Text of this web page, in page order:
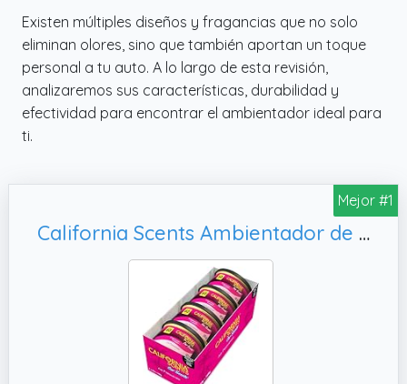
Existen múltiples diseños y fragancias que no solo
eliminan olores, sino que también aportan un toque
personal a tu auto. A lo largo de esta revisión,
analizaremos sus características, durabilidad y
efectividad para encontrar el ambientador ideal para
ti.
Mejor #1
California Scents Ambientador de coche en Lata Premium - 4 Pack (Hasta 60 Días)- Fragancia Duradera de Cereza - Control de Intensidad de Olor para un Ambiente Fresco y Personalizado en tu Coche, 42g